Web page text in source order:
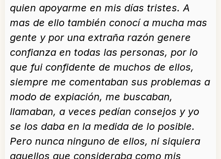
quien apoyarme en mis días tristes. A
mas de ello también conocí a mucha mas
gente y por una extraña razón genere
confianza en todas las personas, por lo
que fui confidente de muchos de ellos,
siempre me comentaban sus problemas a
modo de expiación, me buscaban,
llamaban, a veces pedían consejos y yo
se los daba en la medida de lo posible.
Pero nunca ninguno de ellos, ni siquiera
aquellos que consideraba como mis